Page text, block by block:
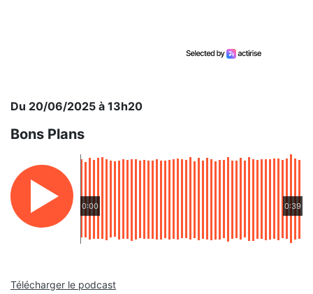
Du 20/06/2025 à 13h20
Bons Plans
0:00 0:39
Télécharger le podcast